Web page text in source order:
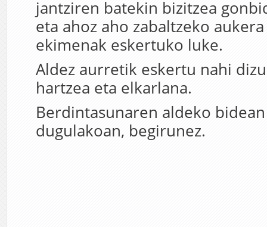
jantziren batekin bizitzea
eta ahoz aho zabaltzeko
ekimenak eskertuko luke.
Aldez aurretik eskertu nahi
hartzea eta elkarlana.
Berdintasunaren aldeko
dugulakoan, begirunez.